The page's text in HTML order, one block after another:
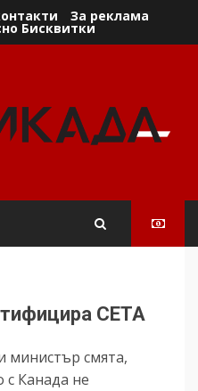
За реклама
Бисквитки
CETA
министър смята,
с Канада не